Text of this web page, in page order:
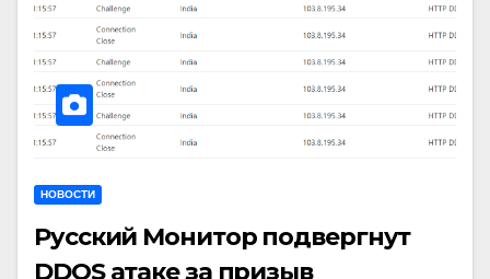
НОВОСТИ
Русский Монитор подвергнут
DDOS атаке за призыв